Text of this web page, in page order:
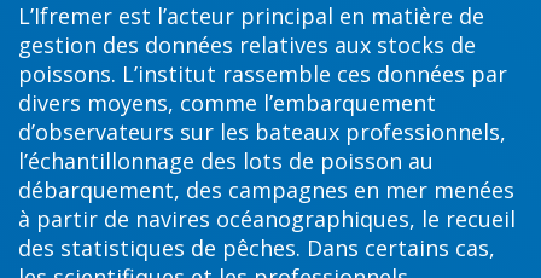
L’Ifremer est l’acteur principal en matière de
gestion des données relatives aux stocks de
poissons. L’institut rassemble ces données par
divers moyens, comme l’embarquement
d’observateurs sur les bateaux professionnels,
l’échantillonnage des lots de poisson au
débarquement, des campagnes en mer menées
à partir de navires océanographiques, le recueil
des statistiques de pêches. Dans certains cas,